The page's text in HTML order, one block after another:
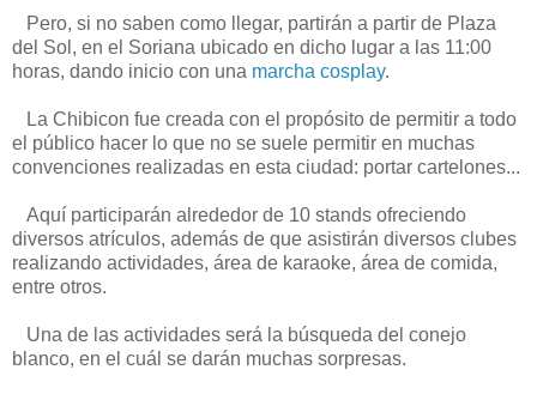
Pero, si no saben como llegar, partirán a partir de Plaza
del Sol, en el Soriana ubicado en dicho lugar a las 11:00
horas, dando inicio con una marcha cosplay.
La Chibicon fue creada con el propósito de permitir a todo
el público hacer lo que no se suele permitir en muchas
convenciones realizadas en esta ciudad: portar cartelones...
Aquí participarán alrededor de 10 stands ofreciendo
diversos atrículos, además de que asistirán diversos clubes
realizando actividades, área de karaoke, área de comida,
entre otros.
Una de las actividades será la búsqueda del conejo
blanco, en el cuál se darán muchas sorpresas.